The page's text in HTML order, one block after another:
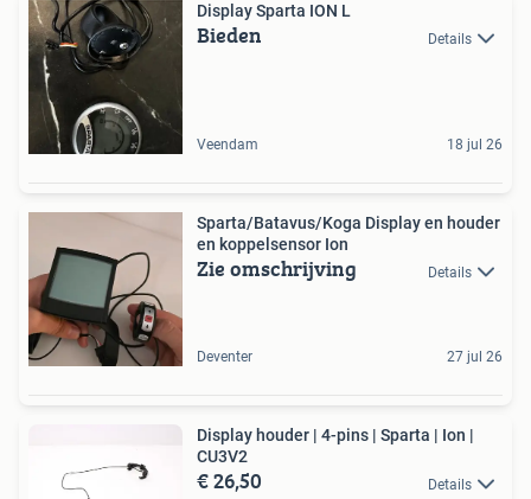
Display Sparta ION L
Bieden Details
Veendam 18 jul 26
Sparta/Batavus/Koga Display en houder
en koppelsensor Ion
Zie omschrijving Details
Deventer 27 jul 26
Display houder | 4-pins | Sparta | Ion |
CU3V2
€ 26,50 Details